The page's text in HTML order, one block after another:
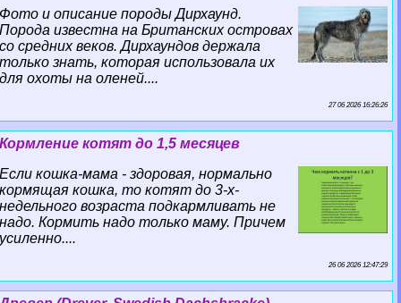
Фото и описание породы Дирхаунд.
Порода известна на Британских островах
со средних веков. Дирхаундов держала
только знать, которая использовала их
для охоты на оленей....
27 06 2026 16:26:26
Кормление котят до 1,5 месяцев
Если кошка-мама - здоровая, нормально
кормящая кошка, то котят до 3-х-
недельного возраста подкармливать не
надо. Кормить надо только маму. Причем
усиленно....
26 06 2026 12:47:29